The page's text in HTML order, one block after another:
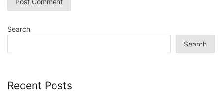
Search
Search
Recent Posts